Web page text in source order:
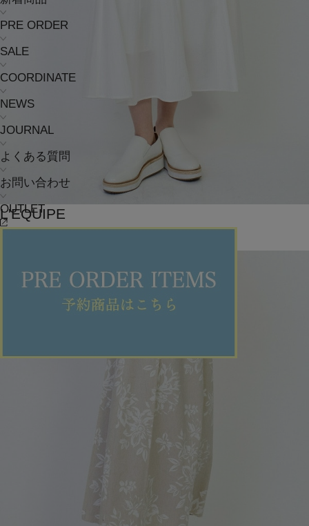
PRE ORDER
SALE
COORDINATE
NEWS
JOURNAL
よくある質問
お問い合わせ
OUTLET
L'EQUIPE
スカート(すかーと) /